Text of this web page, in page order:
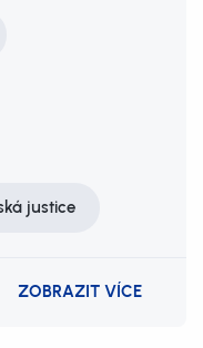
justice
ZOBRAZIT VÍCE